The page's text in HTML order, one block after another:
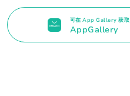
可在 App Gallery 获取
AppGallery